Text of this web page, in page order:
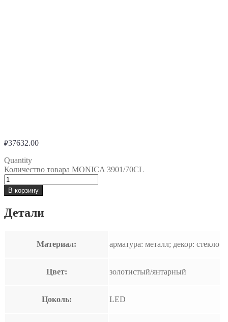
₽37632.00
Quantity
Количество товара MONICA 3901/70CL
В корзину
Детали
Материал: арматура: металл; декор: стекло
Цвет: золотистый/янтарный
Цоколь: LED